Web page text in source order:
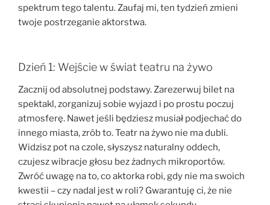
spektrum tego talentu. Zaufaj mi, ten tydzień zmieni
twoje postrzeganie aktorstwa.
Dzień 1: Wejście w świat teatru na żywo
Zacznij od absolutnej podstawy. Zarezerwuj bilet na
spektakl, zorganizuj sobie wyjazd i po prostu poczuj
atmosferę. Nawet jeśli będziesz musiał podjechać do
innego miasta, zrób to. Teatr na żywo nie ma dubli.
Widzisz pot na czole, słyszysz naturalny oddech,
czujesz wibracje głosu bez żadnych mikroportów.
Zwróć uwagę na to, co aktorka robi, gdy nie ma swoich
kwestii – czy nadal jest w roli? Gwarantuję ci, że nie